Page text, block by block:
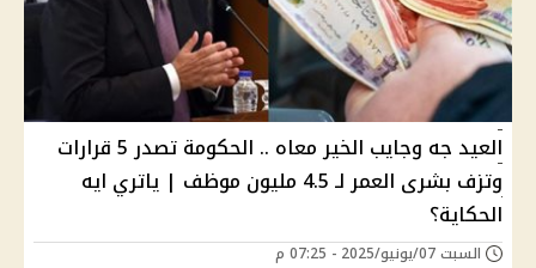
العيد جه وجايب الخير معاه .. الحكومة تصدر 5 قرارات
وتزف بشرى العمر لـ 4.5 مليون موظف | ياتري ايه
الحكاية؟
السبت 07/يونيو/2025 - 07:25 م